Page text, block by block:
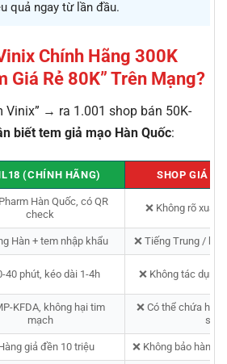
quả ngay từ lần đầu.
Chính Hãng 300K
Giá Rẻ 80K” Trên Mạng?
Vinix” → ra 1.001 shop bán 50K-
biết tem giả mạo Hàn Quốc:
(CHÍNH HÃNG) SHOP GIÁ
Hàn Quốc, có QR
check
❌ Không rõ xuất
Hàn + tem nhập khẩu ❌ Tiếng Trung /
40 phút, kéo dài 1-4h ❌ Không tác dụng
KFDA, không hại tim
mạch
❌ Có thể chứa
sốc
giả đền 10 triệu ❌ Không bảo hành,